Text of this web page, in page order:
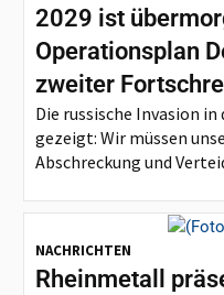
2029 ist
Operationsplan
zweiter
Die russische Invasion
gezeigt: Wir müssen
Abschreckung und
NACHRICHTEN
Rheinmetall